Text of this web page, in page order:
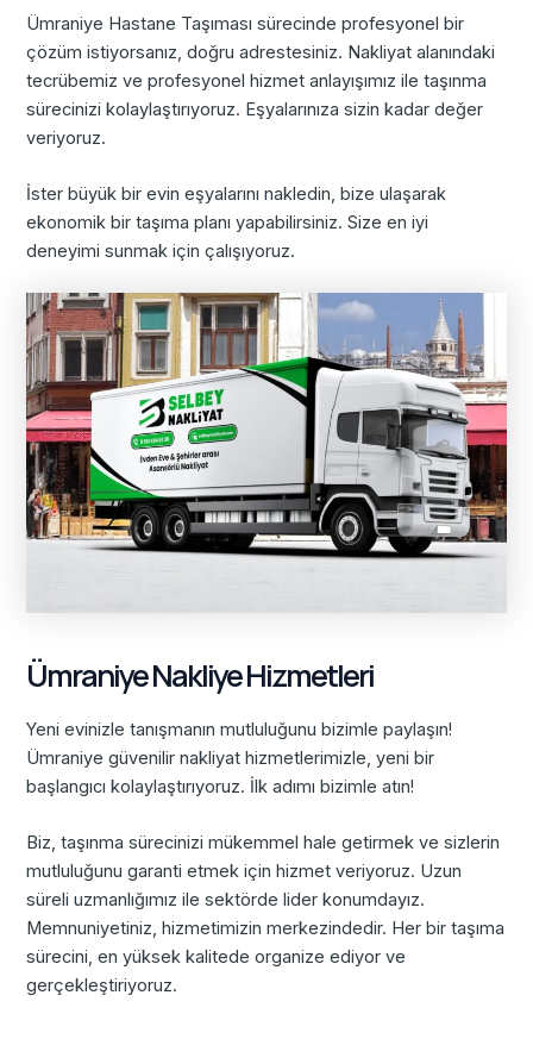
Ümraniye Hastane Taşıması sürecinde profesyonel bir
çözüm istiyorsanız, doğru adrestesiniz. Nakliyat alanındaki
tecrübemiz ve profesyonel hizmet anlayışımız ile taşınma
sürecinizi kolaylaştırıyoruz. Eşyalarınıza sizin kadar değer
veriyoruz.
İster büyük bir evin eşyalarını nakledin, bize ulaşarak
ekonomik bir taşıma planı yapabilirsiniz. Size en iyi
deneyimi sunmak için çalışıyoruz.
Ümraniye Nakliye Hizmetleri
Yeni evinizle tanışmanın mutluluğunu bizimle paylaşın!
Ümraniye güvenilir nakliyat hizmetlerimizle, yeni bir
başlangıcı kolaylaştırıyoruz. İlk adımı bizimle atın!
Biz, taşınma sürecinizi mükemmel hale getirmek ve sizlerin
mutluluğunu garanti etmek için hizmet veriyoruz. Uzun
süreli uzmanlığımız ile sektörde lider konumdayız.
Memnuniyetiniz, hizmetimizin merkezindedir. Her bir taşıma
sürecini, en yüksek kalitede organize ediyor ve
gerçekleştiriyoruz.